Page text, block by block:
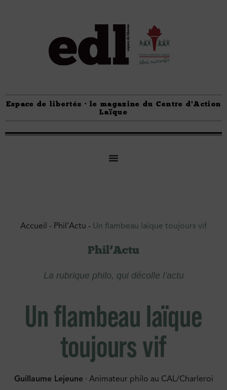
Espace de libertés · le magazine du Centre d'Action
Laïque
Accueil - Phil’Actu - Un flambeau laïque toujours vif
Phil’Actu
La rubrique philo, qui décolle l’actu
Un flambeau laïque
toujours vif
Guillaume Lejeune· Animateur philo au CAL/Charleroi